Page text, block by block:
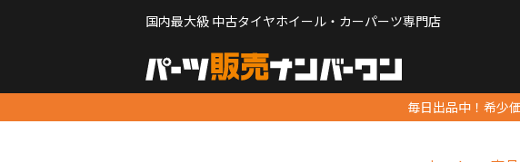
国内最大級 中古タイヤホイール・カーパーツ専門店
毎日出品中！希少